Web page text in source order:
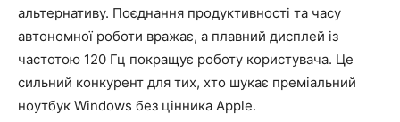
альтернативу. Поєднання продуктивності та часу
автономної роботи вражає, а плавний дисплей із
частотою 120 Гц покращує роботу користувача. Це
сильний конкурент для тих, хто шукає преміальний
ноутбук Windows без цінника Apple.